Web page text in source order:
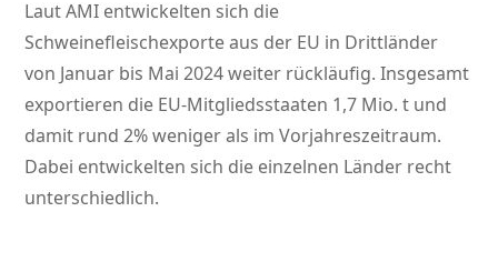
Laut AMI entwickelten sich die
Schweinefleischexporte aus der EU in Drittländer
von Januar bis Mai 2024 weiter rückläufig. Insgesamt
exportieren die EU-Mitgliedsstaaten 1,7 Mio. t und
damit rund 2% weniger als im Vorjahreszeitraum.
Dabei entwickelten sich die einzelnen Länder recht
unterschiedlich.